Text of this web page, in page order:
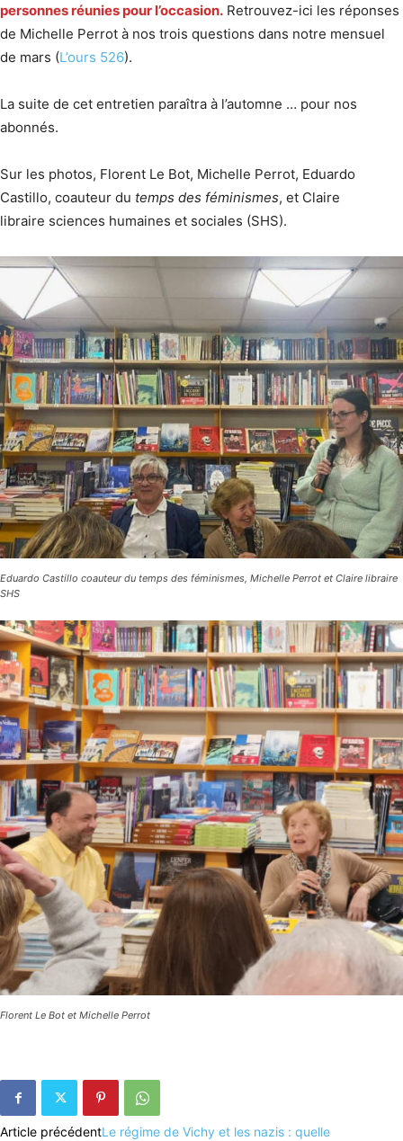
personnes réunies pour l’occasion. Retrouvez-ici les réponses
de Michelle Perrot à nos trois questions dans notre mensuel
de mars (L’ours 526).
La suite de cet entretien paraîtra à l’automne … pour nos
abonnés.
Sur les photos, Florent Le Bot, Michelle Perrot, Eduardo
Castillo, coauteur du temps des féminismes, et Claire
libraire sciences humaines et sociales (SHS).
Eduardo Castillo coauteur du temps des féminismes, Michelle Perrot et Claire libraire
SHS
Florent Le Bot et Michelle Perrot
Article précédentLe régime de Vichy et les nazis : quelle